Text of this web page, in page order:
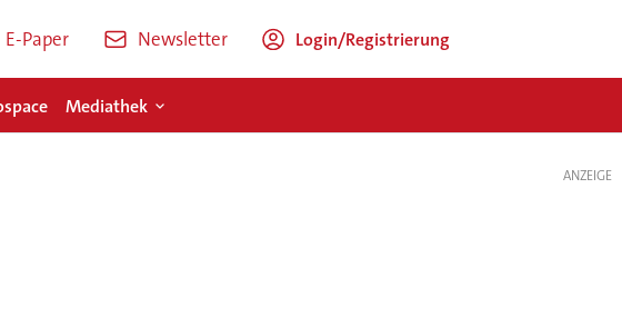
E-Paper Newsletter Login/Registrierung
Mediathek
ANZEIGE